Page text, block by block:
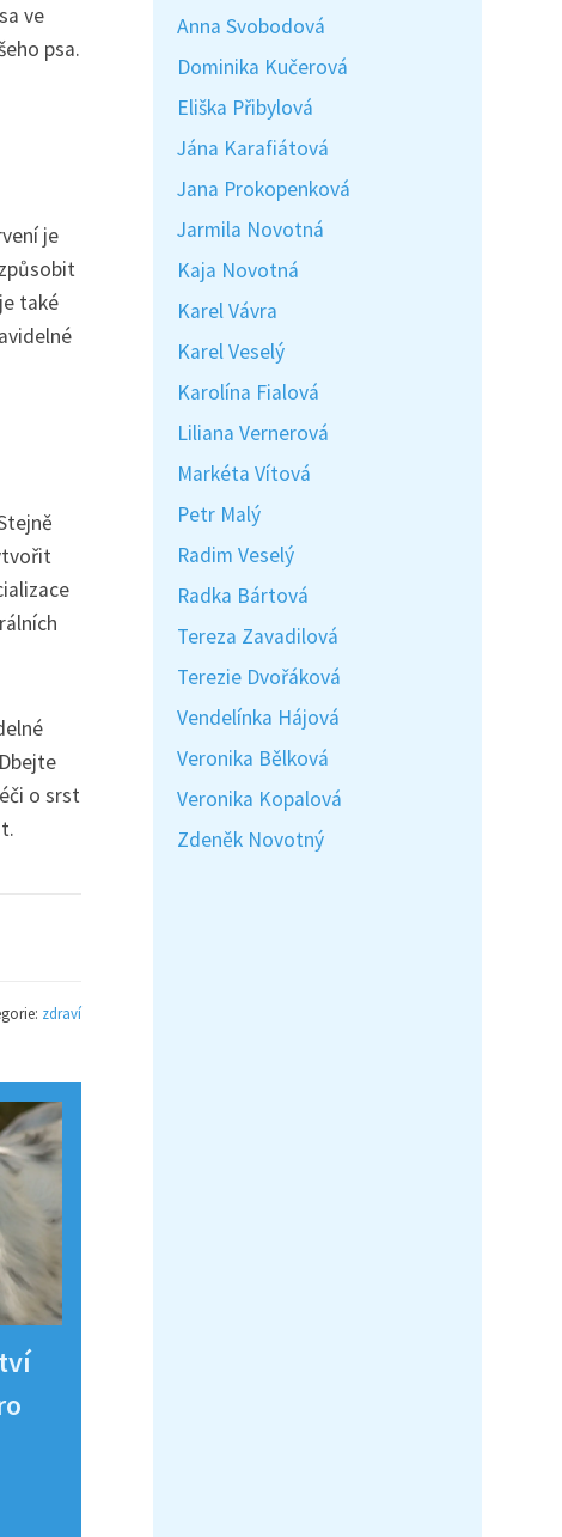
ve
psa.
je
také
o srst
zdraví
Anna Svobodová
Dominika Kučerová
Eliška Přibylová
Jána Karafiátová
Jana Prokopenková
Jarmila Novotná
Kaja Novotná
Karel Vávra
Karel Veselý
Karolína Fialová
Liliana Vernerová
Markéta Vítová
Petr Malý
Radim Veselý
Radka Bártová
Tereza Zavadilová
Terezie Dvořáková
Vendelínka Hájová
Veronika Bělková
Veronika Kopalová
Zdeněk Novotný